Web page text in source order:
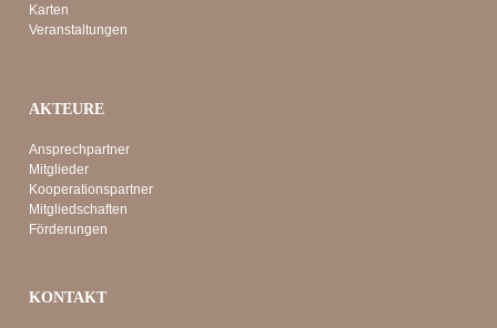
Karten
Veranstaltungen
AKTEURE
Ansprechpartner
Mitglieder
Kooperationspartner
Mitgliedschaften
Förderungen
KONTAKT